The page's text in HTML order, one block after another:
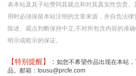
表本站及其子站赞同其观点和对其真实性负责
用时必须保留本站注明的文章来源，并自负法
陈述、观点判断保持中立,不对所包含内容的准
明示或暗示的保证。
【特别提醒】： 如您不希望作品出现在本站
品。邮箱：tousu@prcfe.com